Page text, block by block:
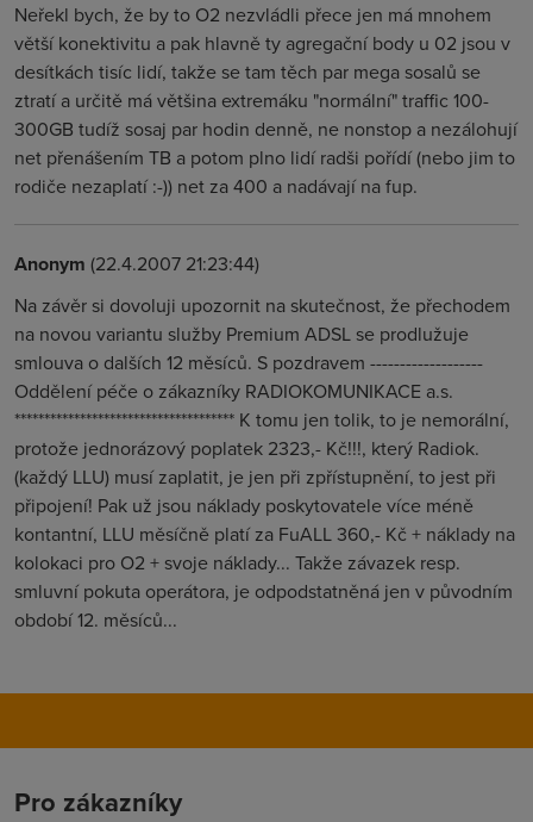
Neřekl bych, že by to O2 nezvládli přece jen má mnohem
větší konektivitu a pak hlavně ty agregační body u 02 jsou v
desítkách tisíc lidí, takže se tam těch par mega sosalů se
ztratí a určitě má většina extremáku "normální" traffic 100-
300GB tudíž sosaj par hodin denně, ne nonstop a nezálohují
net přenášením TB a potom plno lidí radši pořídí (nebo jim to
rodiče nezaplatí :-)) net za 400 a nadávají na fup.
Anonym (22.4.2007 21:23:44)
Na závěr si dovoluji upozornit na skutečnost, že přechodem
na novou variantu služby Premium ADSL se prodlužuje
smlouva o dalších 12 měsíců. S pozdravem -------------------
Oddělení péče o zákazníky RADIOKOMUNIKACE a.s.
************************************* K tomu jen tolik, to je nemorální,
protože jednorázový poplatek 2323,- Kč!!!, který Radiok.
(každý LLU) musí zaplatit, je jen při zpřístupnění, to jest při
připojení! Pak už jsou náklady poskytovatele více méně
kontantní, LLU měsíčně platí za FuALL 360,- Kč + náklady na
kolokaci pro O2 + svoje náklady... Takže závazek resp.
smluvní pokuta operátora, je odpodstatněná jen v původním
období 12. měsíců...
Pro zákazníky